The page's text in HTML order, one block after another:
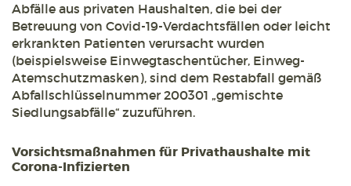
Abfälle aus privaten Haushalten, die bei der
Betreuung von Covid-19-Verdachtsfällen oder leicht
erkrankten Patienten verursacht wurden
(beispielsweise Einwegtaschentücher, Einweg-
Atemschutzmasken), sind dem Restabfall gemäß
Abfallschlüsselnummer 200301 „gemischte
Siedlungsabfälle“ zuzuführen.
Vorsichtsmaßnahmen für Privathaushalte mit
Corona-Infizierten